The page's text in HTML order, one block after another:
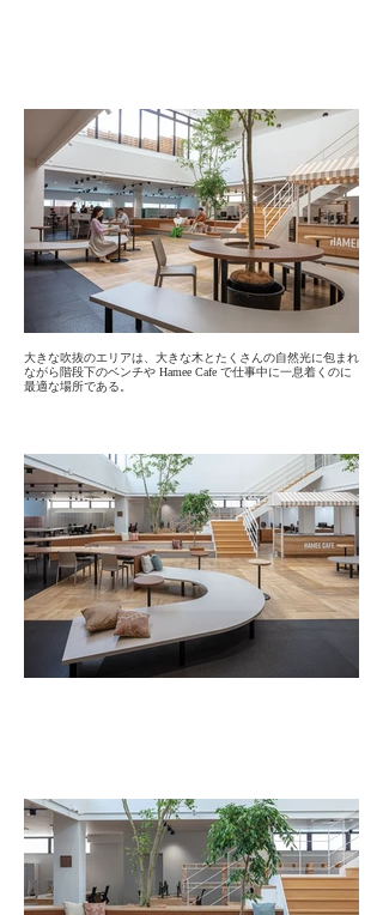
大きな吹抜のエリアは、大きな木とたくさんの自然光に包まれ
ながら階段下のベンチや Hamee Cafe で仕事中に一息着くのに
最適な場所である。